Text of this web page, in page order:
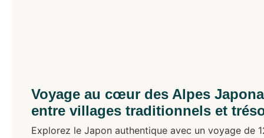
Voyage au cœur des Alpes
entre villages traditionnels et
Explorez le Japon authentique avec un voyage de